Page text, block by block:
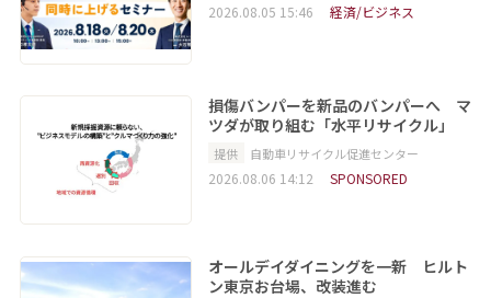
2026.08.05 15:46 経済/ビジネス
損傷バンパーを新品のバンパーへ マ
ツダが取り組む「水平リサイクル」
提供 自動車リサイクル促進センター
2026.08.06 14:12 SPONSORED
オールデイダイニングを一新 ヒルト
ン東京お台場、改装進む